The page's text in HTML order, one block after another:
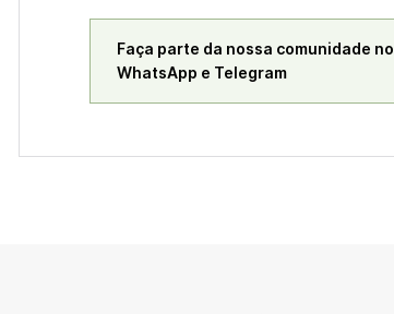
Faça parte da nossa comunidade no
WhatsApp e Telegram